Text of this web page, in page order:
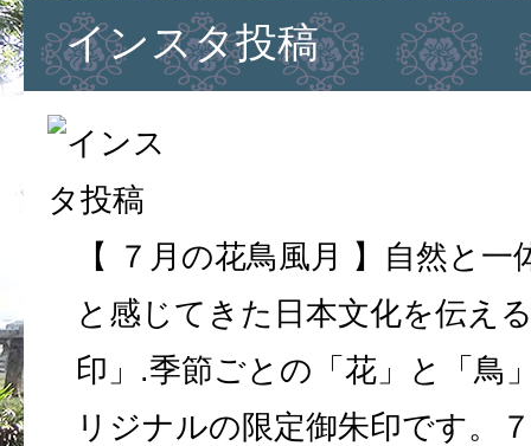
インスタ投稿
【 ７月の花鳥風月 】自然と
と感じてきた日本文化を伝え
印」.季節ごとの「花」と「鳥
リジナルの限定御朱印です。